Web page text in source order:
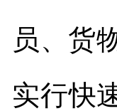
员、货
实行快